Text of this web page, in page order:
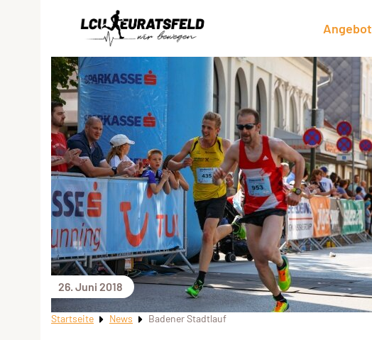
Angebot
26. Juni 2018
Startseite News Badener Stadtlauf